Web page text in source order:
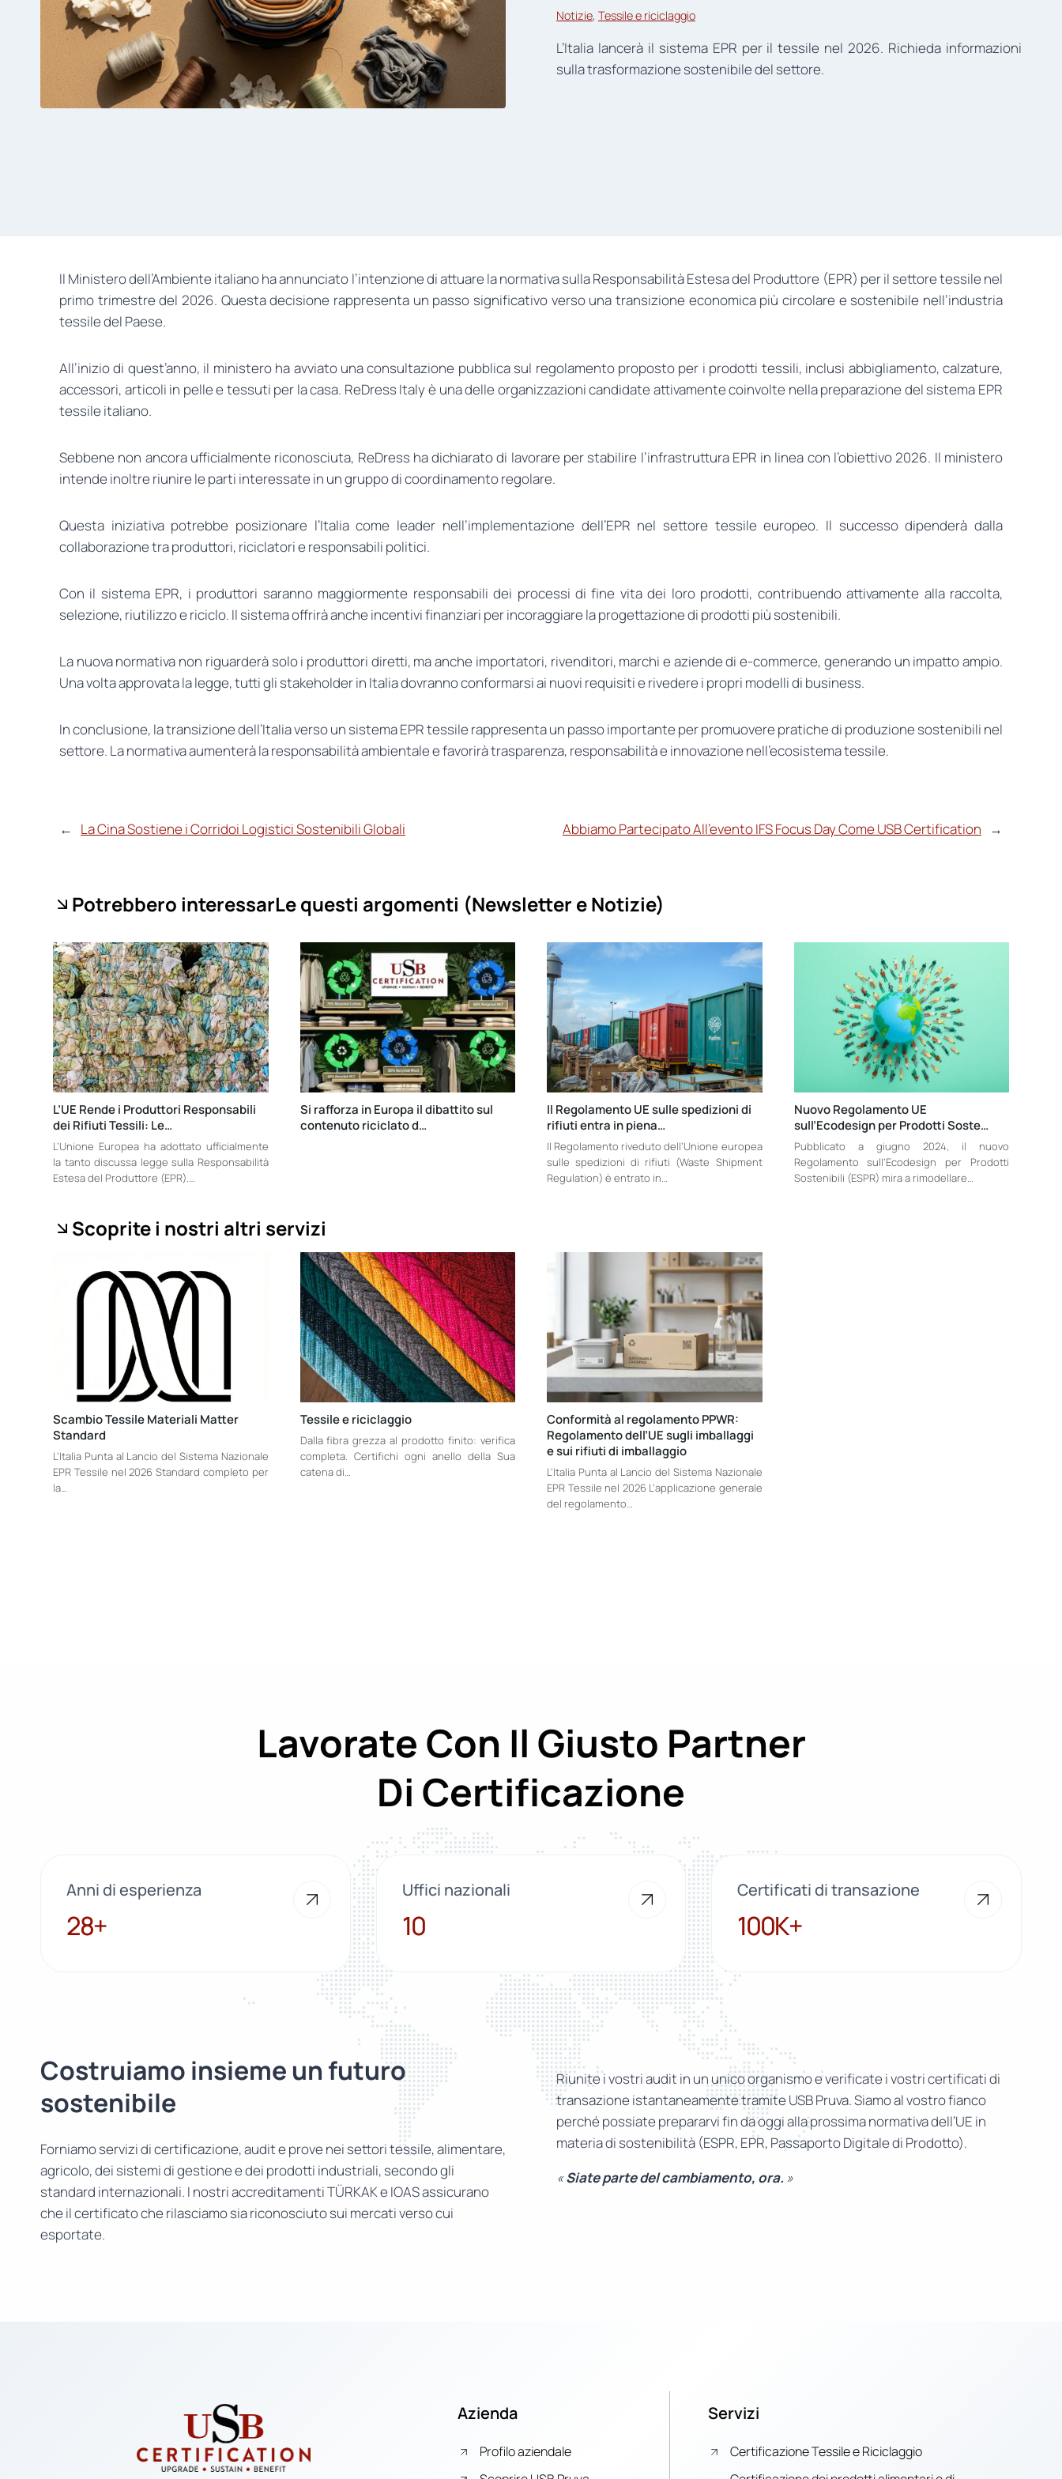
Notizie, Tessile e riciclaggio
L’Italia lancerà il sistema EPR per il tessile nel 2026. Richieda informazioni
sulla trasformazione sostenibile del settore.
Il Ministero dell’Ambiente italiano ha annunciato l’intenzione di attuare la normativa sulla Responsabilità Estesa del Produttore (EPR) per il settore tessile nel
primo trimestre del 2026. Questa decisione rappresenta un passo significativo verso una transizione economica più circolare e sostenibile nell’industria
tessile del Paese.
All’inizio di quest’anno, il ministero ha avviato una consultazione pubblica sul regolamento proposto per i prodotti tessili, inclusi abbigliamento, calzature,
accessori, articoli in pelle e tessuti per la casa. ReDress Italy è una delle organizzazioni candidate attivamente coinvolte nella preparazione del sistema EPR
tessile italiano.
Sebbene non ancora ufficialmente riconosciuta, ReDress ha dichiarato di lavorare per stabilire l’infrastruttura EPR in linea con l’obiettivo 2026. Il ministero
intende inoltre riunire le parti interessate in un gruppo di coordinamento regolare.
Questa iniziativa potrebbe posizionare l’Italia come leader nell’implementazione dell’EPR nel settore tessile europeo. Il successo dipenderà dalla
collaborazione tra produttori, riciclatori e responsabili politici.
Con il sistema EPR, i produttori saranno maggiormente responsabili dei processi di fine vita dei loro prodotti, contribuendo attivamente alla raccolta,
selezione, riutilizzo e riciclo. Il sistema offrirà anche incentivi finanziari per incoraggiare la progettazione di prodotti più sostenibili.
La nuova normativa non riguarderà solo i produttori diretti, ma anche importatori, rivenditori, marchi e aziende di e-commerce, generando un impatto ampio.
Una volta approvata la legge, tutti gli stakeholder in Italia dovranno conformarsi ai nuovi requisiti e rivedere i propri modelli di business.
In conclusione, la transizione dell’Italia verso un sistema EPR tessile rappresenta un passo importante per promuovere pratiche di produzione sostenibili nel
settore. La normativa aumenterà la responsabilità ambientale e favorirà trasparenza, responsabilità e innovazione nell’ecosistema tessile.
← La Cina Sostiene i Corridoi Logistici Sostenibili Globali Abbiamo Partecipato All’evento IFS Focus Day Come USB Certification →
Potrebbero interessarLe questi argomenti (Newsletter e Notizie)
L’UE Rende i Produttori Responsabili
dei Rifiuti Tessili: Le…
L’Unione Europea ha adottato ufficialmente
la tanto discussa legge sulla Responsabilità
Estesa del Produttore (EPR).…
Si rafforza in Europa il dibattito sul
contenuto riciclato d…
Il Regolamento UE sulle spedizioni di
rifiuti entra in piena…
Il Regolamento riveduto dell’Unione europea
sulle spedizioni di rifiuti (Waste Shipment
Regulation) è entrato in…
Nuovo Regolamento UE
sull’Ecodesign per Prodotti Soste…
Pubblicato a giugno 2024, il nuovo
Regolamento sull’Ecodesign per Prodotti
Sostenibili (ESPR) mira a rimodellare…
Scoprite i nostri altri servizi
Scambio Tessile Materiali Matter
Standard
L’Italia Punta al Lancio del Sistema Nazionale
EPR Tessile nel 2026 Standard completo per
la…
Tessile e riciclaggio
Dalla fibra grezza al prodotto finito: verifica
completa. Certifichi ogni anello della Sua
catena di…
Conformità al regolamento PPWR:
Regolamento dell’UE sugli imballaggi
e sui rifiuti di imballaggio
L’Italia Punta al Lancio del Sistema Nazionale
EPR Tessile nel 2026 L’applicazione generale
del regolamento…
Lavorate Con Il Giusto Partner
Di Certificazione
Anni di esperienza
28+
28+
Uffici nazionali
10
10
Certificati di transazione
100K+
100K+
Costruiamo insieme un futuro
sostenibile
Forniamo servizi di certificazione, audit e prove nei settori tessile, alimentare,
agricolo, dei sistemi di gestione e dei prodotti industriali, secondo gli
standard internazionali. I nostri accreditamenti TÜRKAK e IOAS assicurano
che il certificato che rilasciamo sia riconosciuto sui mercati verso cui
esportate.
Riunite i vostri audit in un unico organismo e verificate i vostri certificati di
transazione istantaneamente tramite USB Pruva. Siamo al vostro fianco
perché possiate prepararvi fin da oggi alla prossima normativa dell’UE in
materia di sostenibilità (ESPR, EPR, Passaporto Digitale di Prodotto).
«Siate parte del cambiamento, ora. »
Azienda
Profilo aziendale
Servizi
Certificazione Tessile e Riciclaggio